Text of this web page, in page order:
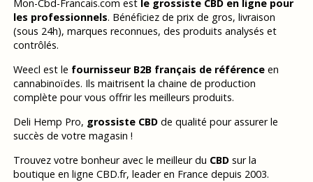
Mon-Cbd-Francais.com est le grossiste CBD en ligne pour
les professionnels. Bénéficiez de prix de gros, livraison
(sous 24h), marques reconnues, des produits analysés et
contrôlés.
Weecl est le fournisseur B2B français de référenceen
cannabinoïdes. Ils maitrisent la chaine de production
complète pour vous offrir les meilleurs produits.
Deli Hemp Pro, grossiste CBDde qualité pour assurer le
succès de votre magasin !
Trouvez votre bonheur avec le meilleur du CBDsur la
boutique en ligne CBD.fr, leader en France depuis 2003.